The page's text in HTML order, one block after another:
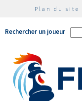
Plan du site
Rechercher un joueur